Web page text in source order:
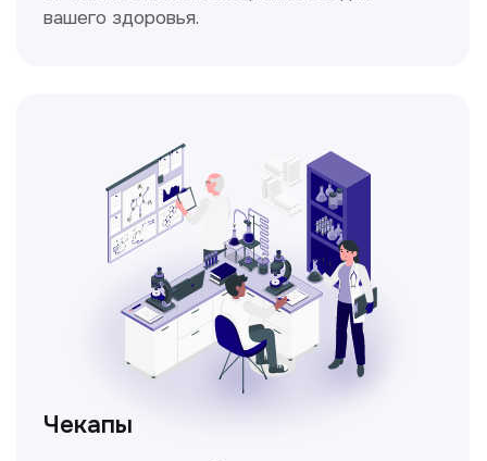
Метод исследования функции внешнего
дыхания, включающий в себя измерение
объёмных и скоростных показателей